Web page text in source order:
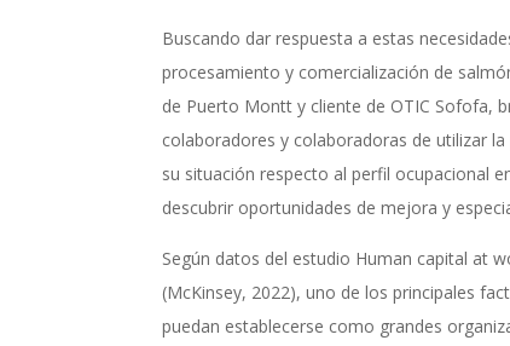
Buscando dar respuesta a estas
procesamiento y comercialización de
de Puerto Montt y cliente de OTIC Sofofa,
colaboradores y colaboradoras de utilizar
su situación respecto al perfil ocupacional
descubrir oportunidades de mejora y
Según datos del estudio Human capital at
(McKinsey, 2022), uno de los principales
puedan establecerse como grandes